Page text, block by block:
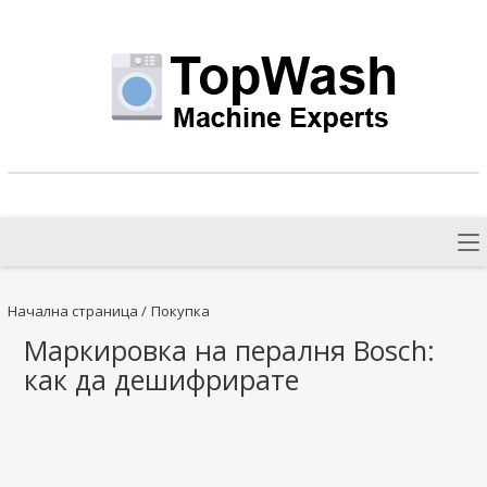
Начална страница / Покупка
Маркировка на пералня Bosch:
как да дешифрирате